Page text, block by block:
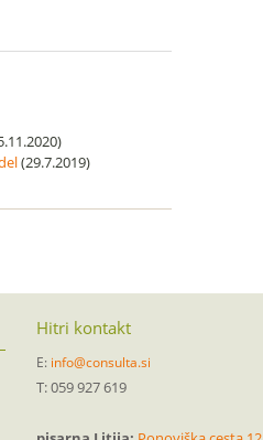
(29.7.2019)
Hitri kontakt
E: info@consulta.si
T: 059 927 619